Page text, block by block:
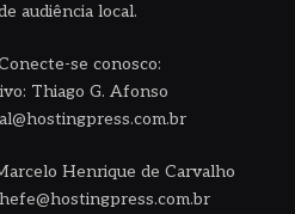
audiência local.
se conosco:
Thiago G. Afonso
Henrique de Carvalho